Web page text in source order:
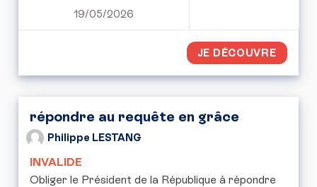
19/05/2026
JE DÉCOUVRE
répondre au requête en grâce
Philippe LESTANG
INVALIDE
Obliger le Président de la République à répondre